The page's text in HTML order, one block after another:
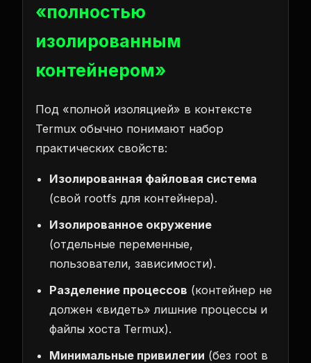
«полностью
изолированным
контейнером»
Под «полной изоляцией» в контексте
Termux обычно понимают набор
практических свойств:
Изолированная файловая система
(свой rootfs для контейнера).
Изолированное окружение
(отдельные переменные,
пользователи, зависимости).
Разделение процессов (контейнер не
должен «видеть» лишние процессы и
файлы хоста Termux).
Минимальные привилегии (без root в